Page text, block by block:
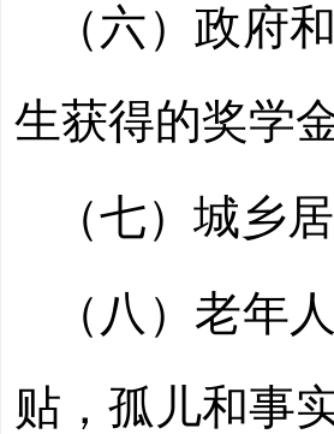
（六）政府
生获得的奖学
（七）城乡
（八）老年
贴，孤儿和事